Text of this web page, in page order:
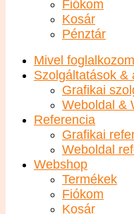
Mivel foglalkozom?
Szolgáltatások &
Weboldal &
Referencia
Grafikai
Weboldal
Webshop
Termékek
Fiókom
Kosár
Pénztár
Kosár